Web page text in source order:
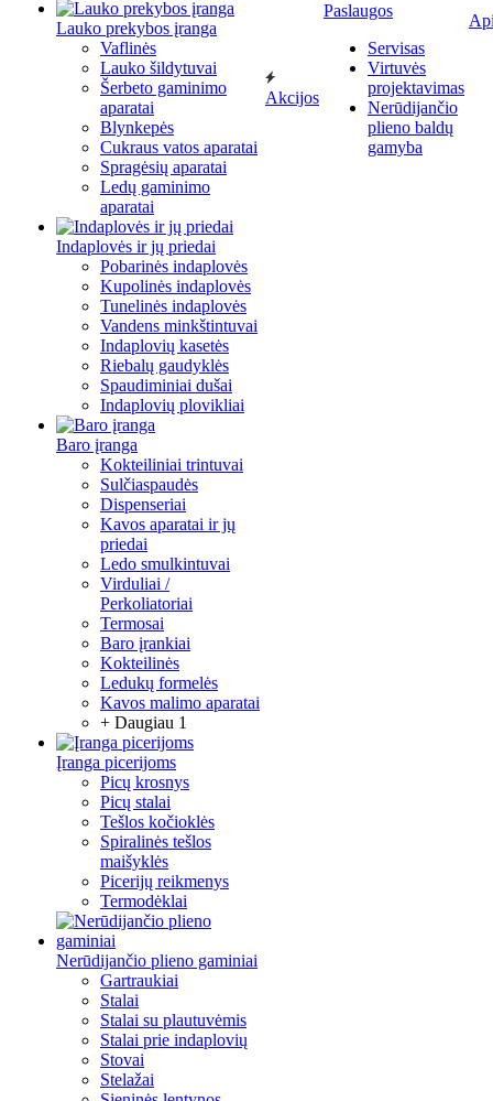
Lauko prekybos įranga
Vaflinės
Lauko šildytuvai
Šerbeto gaminimo
aparatai
Blynkepės
Cukraus vatos aparatai
Spragėsių aparatai
Ledų gaminimo
aparatai
Indaplovės ir jų priedai
Pobarinės indaplovės
Kupolinės indaplovės
Tunelinės indaplovės
Vandens minkštintuvai
Indaplovių kasetės
Riebalų gaudyklės
Spaudiminiai dušai
Indaplovių plovikliai
Baro įranga
Kokteiliniai trintuvai
Sulčiaspaudės
Dispenseriai
Kavos aparatai ir jų
priedai
Ledo smulkintuvai
Virduliai /
Perkoliatoriai
Termosai
Baro įrankiai
Kokteilinės
Ledukų formelės
Kavos malimo aparatai
+ Daugiau 1
Įranga picerijoms
Picų krosnys
Picų stalai
Tešlos kočioklės
Spiralinės tešlos
maišyklės
Picerijų reikmenys
Termodėklai
Nerūdijančio plieno gaminiai
Gartraukiai
Stalai
Stalai su plautuvėmis
Stalai prie indaplovių
Stovai
Stelažai
Akcijos
Paslaugos
Servisas
Virtuvės
projektavimas
Nerūdijančio
plieno baldų
gamyba